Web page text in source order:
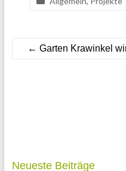
← Garten Krawinkel
Neueste Beiträge